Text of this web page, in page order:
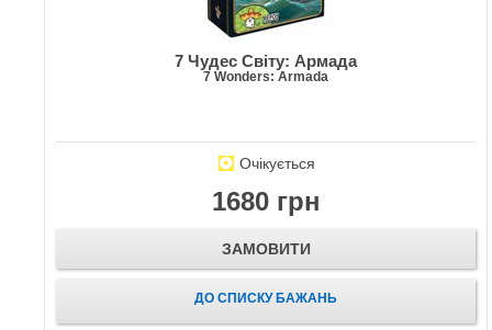
7 Чудес Світу: Армада
7 Wonders: Armada
Очікується
1680 грн
ЗАМОВИТИ
ДО СПИСКУ БАЖАНЬ